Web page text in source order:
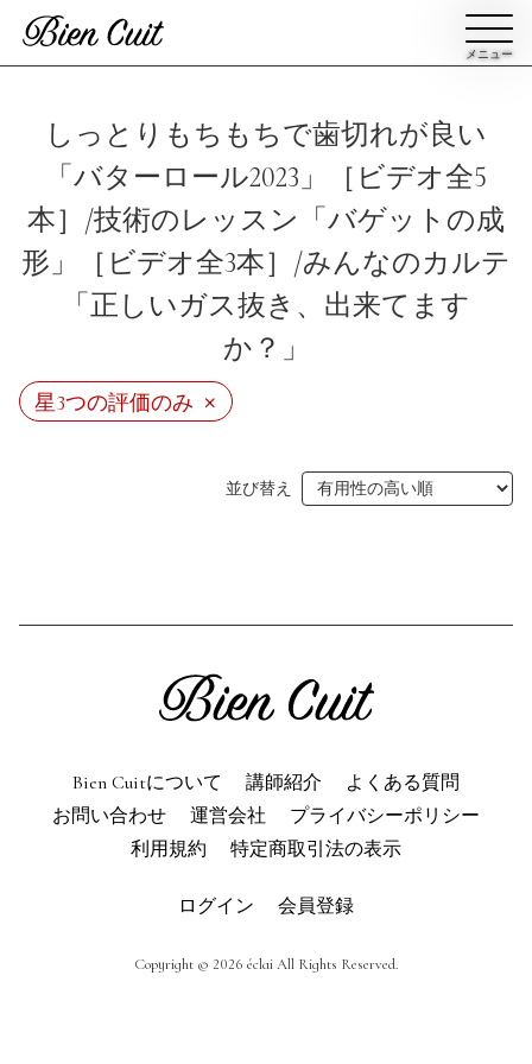
メニュー
ログイン
パン一覧
ビアンキュイカルテ
ショップ
お問い合わせ
公開収録レッスン
トップページ
しっとりもちもちで歯切れが良い
「バターロール2023」［ビデオ全5
本］/技術のレッスン「バゲットの成
形」［ビデオ全3本］/みんなのカルテ
「正しいガス抜き、出来てます
か？」
星3つの評価のみ ×
並び替え
Bien Cuitについて 講師紹介
よくある質問
お問い合わせ
運営会社
プライバシーポリシー
利用規約
特定商取引法の表示
ログイン 会員登録
Copyright © 2026 éclai All Rights Reserved.